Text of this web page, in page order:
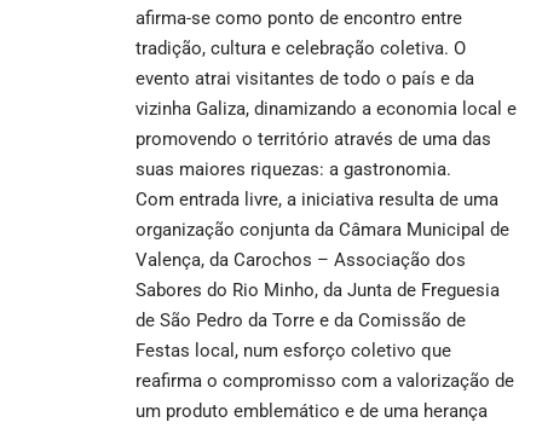
afirma-se como ponto de encontro entre
tradição, cultura e celebração coletiva. O
evento atrai visitantes de todo o país e da
vizinha Galiza, dinamizando a economia local e
promovendo o território através de uma das
suas maiores riquezas: a gastronomia.
Com entrada livre, a iniciativa resulta de uma
organização conjunta da Câmara Municipal de
Valença, da Carochos – Associação dos
Sabores do Rio Minho, da Junta de Freguesia
de São Pedro da Torre e da Comissão de
Festas local, num esforço coletivo que
reafirma o compromisso com a valorização de
um produto emblemático e de uma herança